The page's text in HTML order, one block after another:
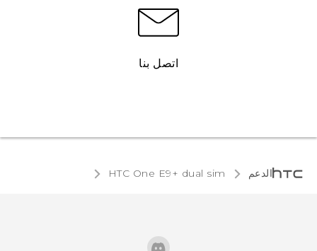
اتصل بنا
الدعم HTC One E9+ dual sim‎